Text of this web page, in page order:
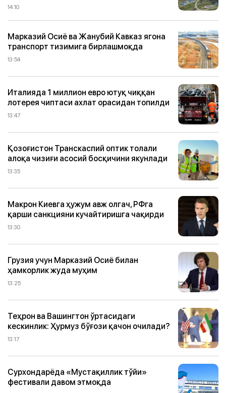
14:10
Марказий Осиё ва Жанубий Кавказ ягона
транспорт тизимига бирлашмоқда
13:54
Италияда 1 миллион евро ютуқ чиққан
лотерея чиптаси ахлат орасидан топилди
13:47
Қозоғистон Транскаспий оптик толали
алоқа чизиғи асосий босқичини якунлади
13:35
Макрон Киевга ҳужум авж олгач, РФга
қарши санкцияни кучайтиришга чақирди
13:30
Грузия учун Марказий Осиё билан
ҳамкорлик жуда муҳим
13:25
Теҳрон ва Вашингтон ўртасидаги
кескинлик: Ҳурмуз бўғози қачон очилади?
13:17
Сурхондарёда «Мустақиллик тўйи»
фестивали давом этмоқда